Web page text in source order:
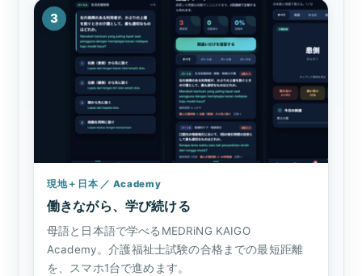
3
現地＋日本 ／ Academy
働きながら、学び続ける
母語と日本語で学べるMEDRiNG KAIGO
Academy。介護福祉士試験の合格までの最短距離
を、スマホ1台で進めます。